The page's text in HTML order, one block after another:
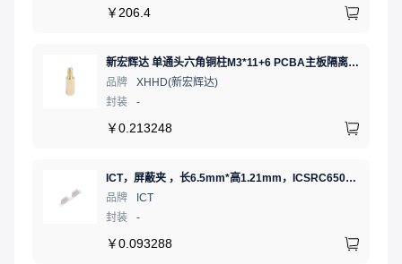
￥ 206.4
新宏辉达 单通头六角铜柱M3*11+6 PCBA主板隔离螺柱
品牌
XHHD(新宏辉达)
封装
-
￥0.213248
ICT，屏蔽夹 ，长6.5mm*高1.21mm，ICSRC6508SFR
品牌
ICT
封装
-
￥0.093288